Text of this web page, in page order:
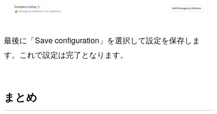
最後に「Save configuration」を選択して設定を保存しま
す。これで設定は完了となります。
まとめ